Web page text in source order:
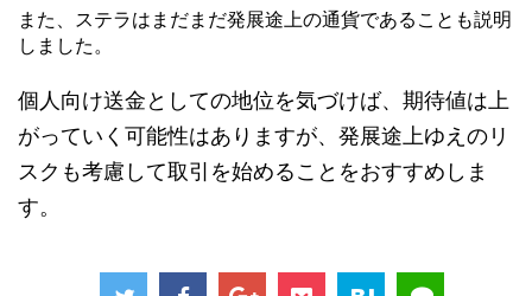
また、ステラはまだまだ発展途上の通貨であることも説明
しました。
個人向け送金としての地位を気づけば、期待値は上
がっていく可能性はありますが、発展途上ゆえのリ
スクも考慮して取引を始めることをおすすめしま
す。